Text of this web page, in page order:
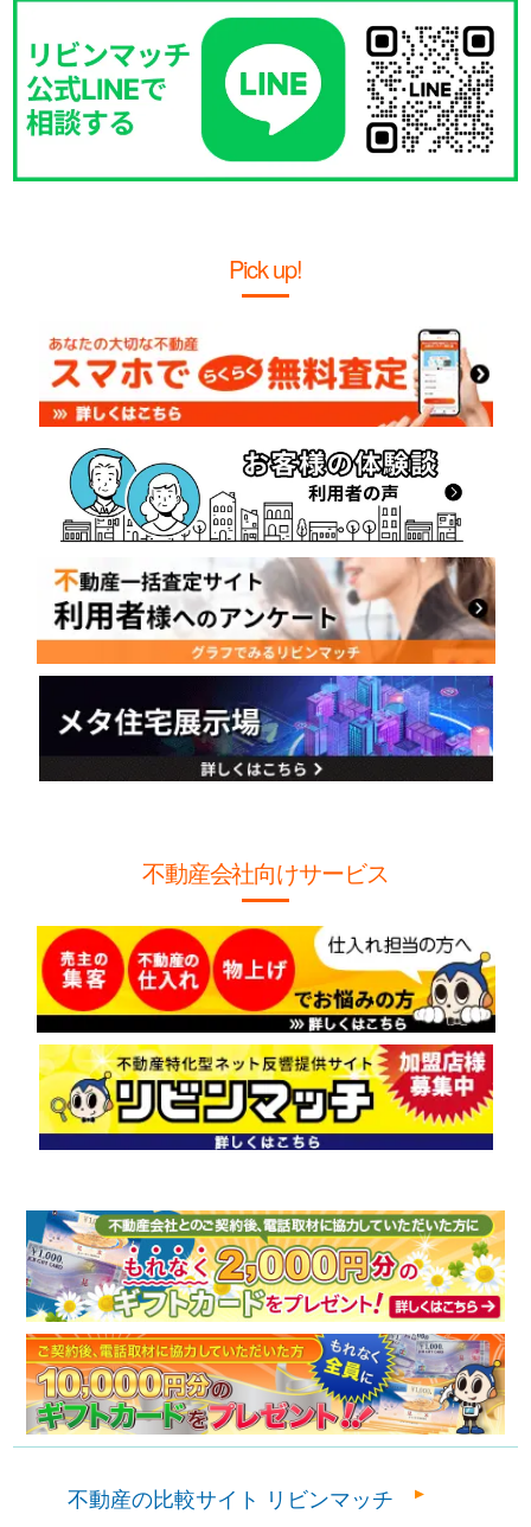
Pick up!
不動産会社向けサービス
不動産の比較サイト リビンマッチ